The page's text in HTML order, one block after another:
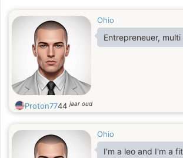
Ohio
Entrepreneuer,
Proton7744jaar oud
Ohio
I'm a leo and I'm a